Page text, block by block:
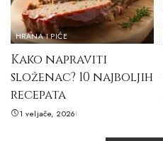
HRANA I PIĆE
Kako napraviti
složenac? 10 najboljih
recepata
1 veljače, 2026